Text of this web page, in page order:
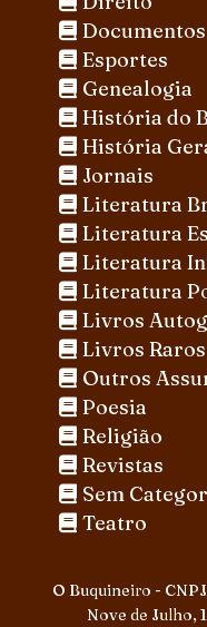
Documentos
Esportes
Genealogia
História do
História
Jornais
Literatura
Literatura
Literatura
Literatura
Livros
Livros Raros
Outros
Poesia
Religião
Revistas
Sem
Teatro
O Buquineiro -
Nove de Julho,